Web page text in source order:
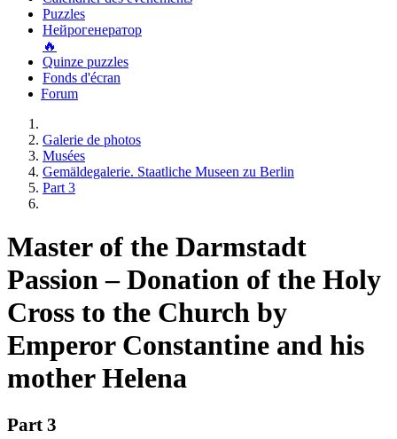
Puzzles
Нейрогенератор
🔥
Quinze puzzles
Fonds d'écran
Forum
Galerie de photos
Musées
Gemäldegalerie. Staatliche Museen zu Berlin
Part 3
Master of the Darmstadt
Passion – Donation of the Holy
Cross to the Church by
Emperor Constantine and his
mother Helena
Part 3